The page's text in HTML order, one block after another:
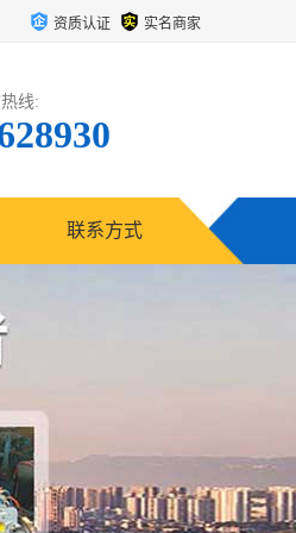
资质认证 实名商家
线:
联系方式